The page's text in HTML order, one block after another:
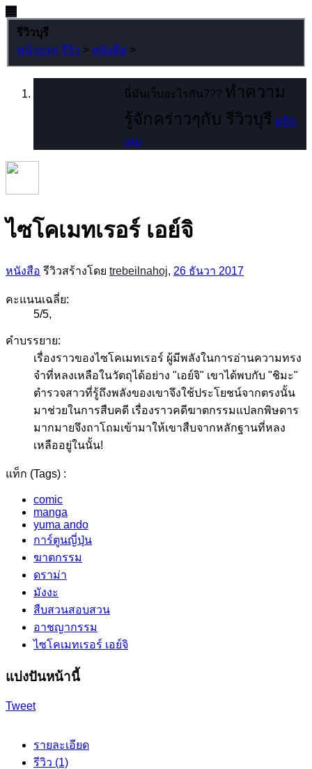
รีวิวบุรี
หน้าแรก รีวิว > หนังสือ >
นี่มันเว็บอะไรกัน??? ทำความ
รู้จักคร่าวๆกับ รีวิวบุรี คลิก
เลย
ไซโคเมทเรอร์ เอย์จิ
หนังสือ รีวิวสร้างโดย trebeilnahoj, 26 ธันวา 2017
คะแนนเฉลี่ย:
5/5,
คำบรรยาย:
เรื่องราวของไซโคเมทเรอร์ ผู้มีพลังในการอ่านความทรง
จำที่หลงเหลือในวัตถุได้อย่าง "เอย์จิ" เขาได้พบกับ "ชิมะ"
ตำรวจสาวที่รู้ถึงพลังของเขาจึงใช้ประโยชน์จากตรงนั้น
มาช่วยในการสืบคดี เรื่องราวคดีฆาตกรรมแปลกพิษดาร
มากมายจึงถาโถมเข้ามาให้เขาสืบจากหลักฐานที่หลง
เหลืออยู่ในนั้น!
แท็ก (Tags) :
comic
manga
yuma ando
การ์ตูนญี่ปุ่น
ฆาตกรรม
ดราม่า
มังงะ
สืบสวนสอบสวน
อาชญากรรม
ไซโคเมทเรอร์ เอย์จิ
แบ่งปันหน้านี้
Tweet
รายละเอียด
รีวิว (1)